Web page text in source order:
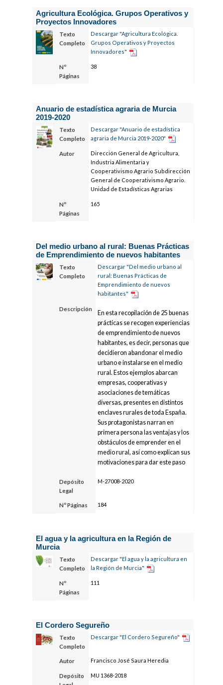
Agricultura Ecológica. Grupos Operativos y
Proyectos Innovadores
Texto
Completo
Descargar "Agricultura Ecológica.
Grupos Operativos y Proyectos
Innovadores"
Nº
Páginas
38
Anuario de estadística agraria de Murcia
2019-2020
Texto
Completo
Descargar "Anuario de estadística
agraria de Murcia 2019-2020"
Autor
Dirección General de Agricultura,
Industria Alimentaria y
Cooperativismo Agrario Subdirección
General de Cooperativismo Agrario.
Unidad de Estadísticas Agrarias
Nº
Páginas
165
Del medio urbano al rural: Buenas Prácticas
de Emprendimiento de nuevos habitantes
Texto
Completo
Descargar "Del medio urbano al
rural: Buenas Prácticas de
Emprendimiento de nuevos
habitantes"
Descripción
En esta recopilación de 25 buenas
prácticas se recogen experiencias
de emprendimiento de nuevos
habitantes, es decir, personas que
decidieron abandonar el medio
urbano e instalarse en el medio
rural. Estos ejemplos abarcan
empresas, cooperativas y
asociaciones de temáticas
diversas, presentes en distintos
enclaves rurales de toda España.
Sus protagonistas narran en
primera persona las ventajas y los
obstáculos de emprender en el
medio rural, así como explican sus
motivaciones para dar este paso
Depósito
Legal
M-27008-2020
Nº Páginas 184
El agua y la agricultura en la Región de
Murcia
Texto
Completo
Descargar "El agua y la agricultura en
la Región de Murcia"
Nº
Páginas
111
El Cordero Segureño
Texto
Completo
Descargar "El Cordero Segureño"
Autor Francisco José Saura Heredia
Depósito
MU 1368-2018